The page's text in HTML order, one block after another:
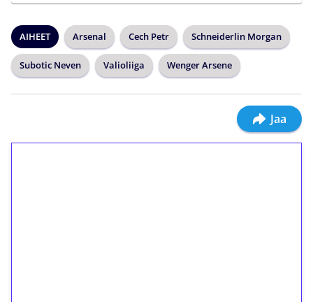
AIHEET Arsenal Cech Petr Schneiderlin Morgan
Subotic Neven Valioliiga Wenger Arsene
Jaa